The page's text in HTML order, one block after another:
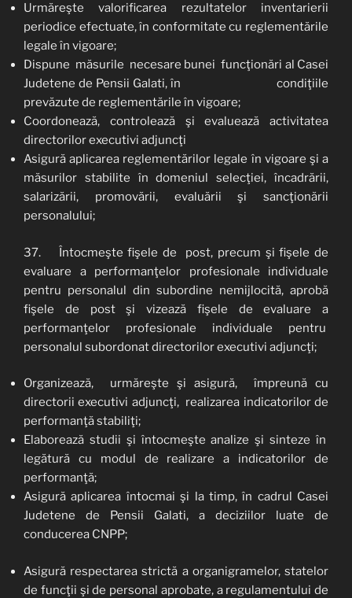
Urmăreşte valorificarea rezultatelor inventarierii
periodice efectuate, în conformitate cu reglementările
legale în vigoare;
Dispune măsurile necesare bunei funcţionări al Casei
Judetene de Pensii Galati, în condiţiile
prevăzute de reglementările în vigoare;
Coordonează, controlează şi evaluează activitatea
directorilor executivi adjuncţi
Asigură aplicarea reglementărilor legale în vigoare şi a
măsurilor stabilite în domeniul selecţiei, încadrării,
salarizării, promovării, evaluării şi sancţionării
personalului;
37. Întocmeşte fişele de post, precum şi fişele de
evaluare a performanţelor profesionale individuale
pentru personalul din subordine nemijlocită, aprobă
fişele de post şi vizează fişele de evaluare a
performanţelor profesionale individuale pentru
personalul subordonat directorilor executivi adjuncţi;
Organizează, urmăreşte şi asigură, împreună cu
directorii executivi adjuncţi, realizarea indicatorilor de
performanţă stabiliţi;
Elaborează studii şi întocmeşte analize şi sinteze în
legătură cu modul de realizare a indicatorilor de
performanţă;
Asigură aplicarea întocmai şi la timp, în cadrul Casei
Judetene de Pensii Galati, a deciziilor luate de
conducerea CNPP;
Asigură respectarea strictă a organigramelor, statelor
de funcţii şi de personal aprobate, a regulamentului de